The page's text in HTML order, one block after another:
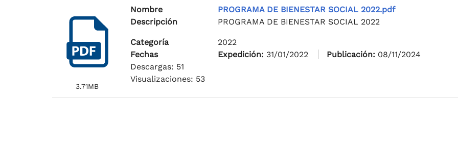
3.71MB
Nombre
PROGRAMA DE BIENESTAR SOCIAL 2022.pdf
Descripción
PROGRAMA DE BIENESTAR SOCIAL 2022
Categoría
2022
Fechas
Expedición: 31/01/2022 Publicación: 08/11/2024
Descargas: 51
Visualizaciones: 53